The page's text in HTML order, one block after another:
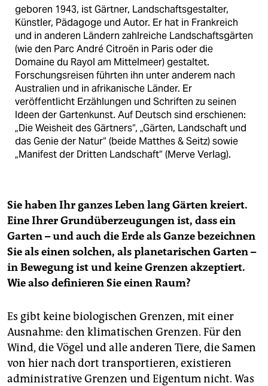
geboren 1943, ist Gärtner, Landschaftsgestalter,
Künstler, Pädagoge und Autor. Er hat in Frankreich
und in anderen Ländern zahlreiche Landschaftsgärten
(wie den Parc André Citroën in Paris oder die
Domaine du Rayol am Mittelmeer) gestaltet.
Forschungsreisen führten ihn unter anderem nach
Australien und in afrikanische Länder. Er
veröffentlicht Erzählungen und Schriften zu seinen
Ideen der Gartenkunst. Auf Deutsch sind erschienen:
„Die Weisheit des Gärtners“, „Gärten, Landschaft und
das Genie der Natur“ (beide Matthes & Seitz) sowie
„Manifest der Dritten Landschaft“ (Merve Verlag).
Sie haben Ihr ganzes Leben lang Gärten kreiert.
Eine Ihrer Grundüberzeugungen ist, dass ein
Garten – und auch die Erde als Ganze bezeichnen
Sie als einen solchen, als planetarischen Garten –
in Bewegung ist und keine Grenzen akzeptiert.
Wie also definieren Sie einen Raum?
Es gibt keine biologischen Grenzen, mit einer
Ausnahme: den klimatischen Grenzen. Für den
Wind, die Vögel und alle anderen Tiere, die Samen
von hier nach dort transportieren, existieren
administrative Grenzen und Eigentum nicht. Was